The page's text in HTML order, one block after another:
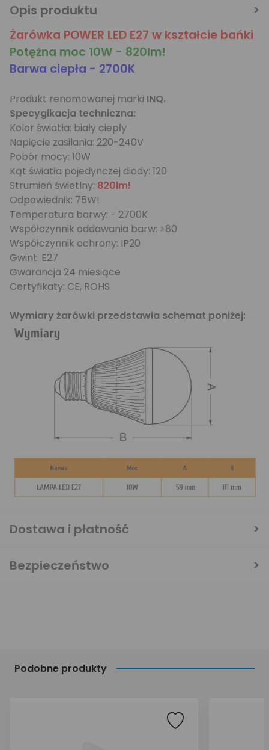
Podobne produkty
Opis produktu
Żarówka POWER LED E27 w kształcie bańki
Potężna moc 10W - 820lm!
Barwa ciepła - 2700K
Produkt renomowanej marki INQ.
Specygikacja techniczna:
Kolor światła: biały ciepły
Napięcie zasilania: 220-240V
Pobór mocy: 10W
Kąt światła pojedynczej diody: 120
Strumień świetlny: 820lm!
Odpowiednik: 75W!
Temperatura barwy: - 2700K
Współczynnik oddawania barw: >80
Współczynnik ochrony: IP20
Gwint: E27
Gwarancja 24 miesiące
Certyfikaty: CE, ROHS
Wymiary żarówki przedstawia schemat poniżej:
Dostawa i płatność
Bezpieczeństwo